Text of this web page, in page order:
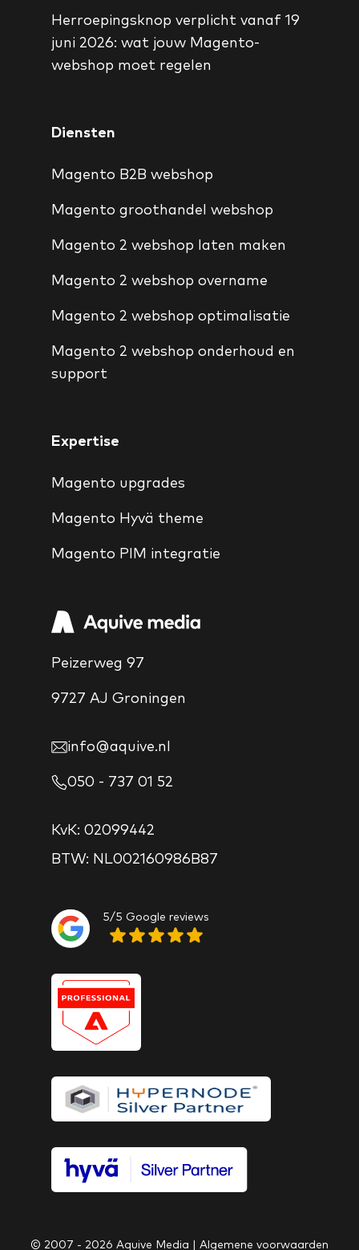
Herroepingsknop verplicht vanaf 19
juni 2026: wat jouw Magento-
webshop moet regelen
Diensten
Magento B2B webshop
Magento groothandel webshop
Magento 2 webshop laten maken
Magento 2 webshop overname
Magento 2 webshop optimalisatie
Magento 2 webshop onderhoud en
support
Expertise
Magento upgrades
Magento Hyvä theme
Magento PIM integratie
Peizerweg 97
9727 AJ Groningen
info@aquive.nl
050 - 737 01 52
KvK: 02099442
BTW: NL002160986B87
5/5 Google reviews
© 2007 - 2026 Aquive Media | Algemene voorwaarden